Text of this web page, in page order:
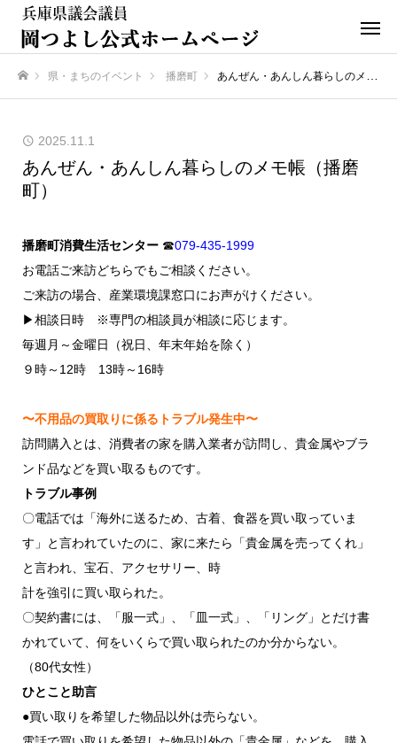
県・まちのイベント 播磨町 あんぜん・あんしん暮らしのメモ帳（播磨町）
2025.11.1
あんぜん・あんしん暮らしのメモ帳（播磨
町）
播磨町消費生活センター ☎079-435-1999
お電話ご来訪どちらでもご相談ください。
ご来訪の場合、産業環境課窓口にお声がけください。
▶相談日時 ※専門の相談員が相談に応じます。
毎週月～金曜日（祝日、年末年始を除く）
９時～12時 13時～16時
〜不用品の買取りに係るトラブル発生中〜
訪問購入とは、消費者の家を購入業者が訪問し、貴金属やブラ
ンド品などを買い取るものです。
トラブル事例
〇電話では「海外に送るため、古着、食器を買い取っていま
す」と言われていたのに、家に来たら「貴金属を売ってくれ」
と言われ、宝石、アクセサリー、時
計を強引に買い取られた。
〇契約書には、「服一式」、「皿一式」、「リング」とだけ書
かれていて、何をいくらで買い取られたのか分からない。
（80代女性）
ひとこと助言
●買い取りを希望した物品以外は売らない。